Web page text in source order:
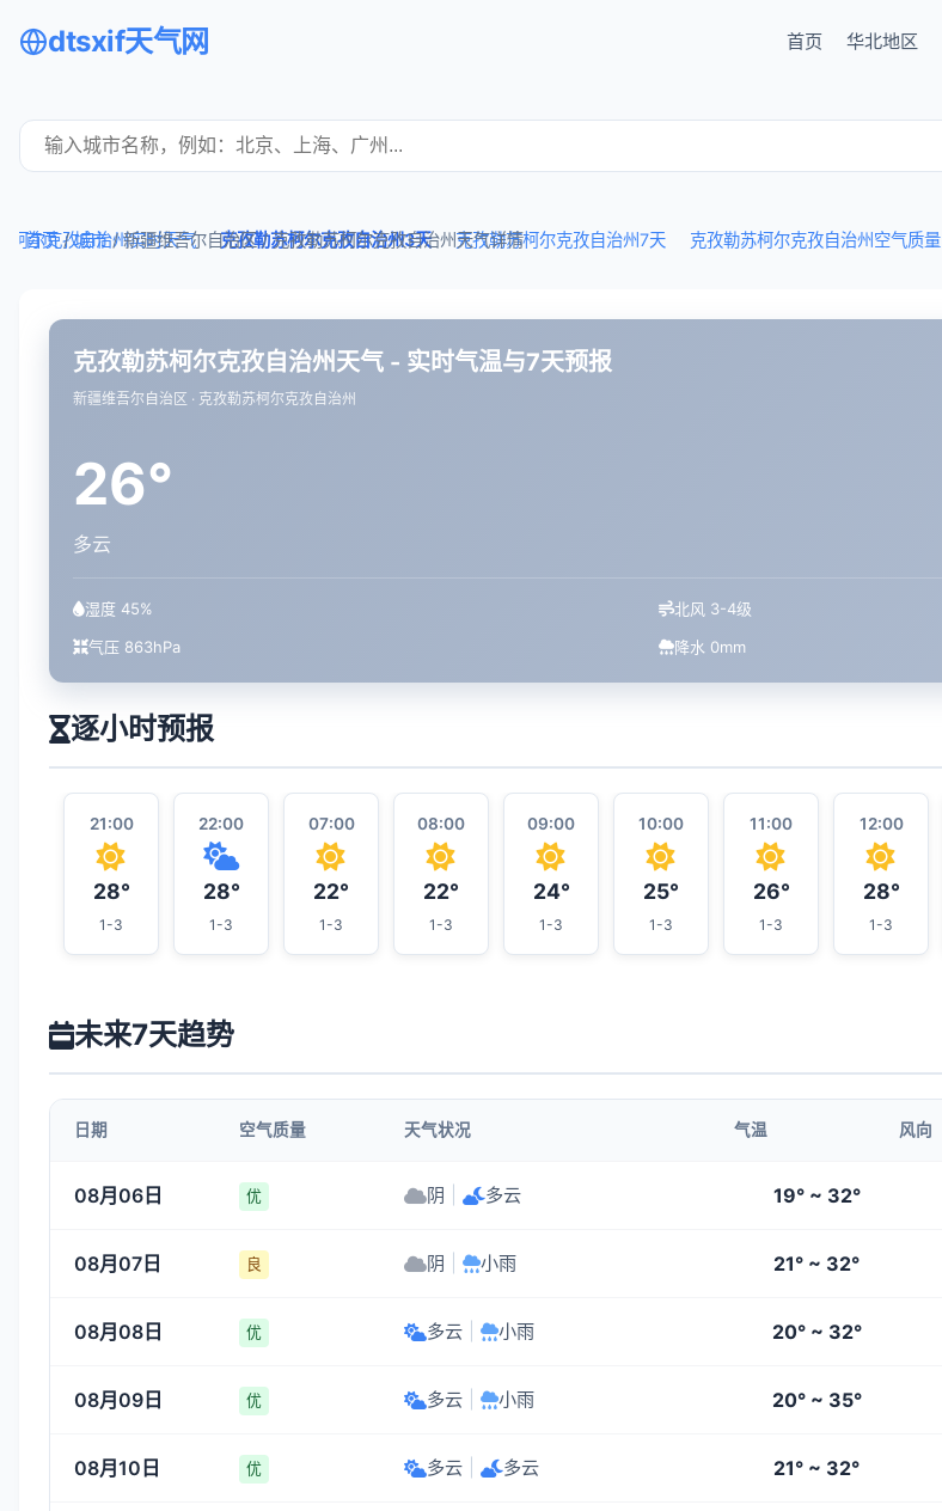
dtsxif天气网 首页 华北地区
柯尔克孜自治州实时天气 克孜勒苏柯尔克孜自治州3天 克孜勒苏柯尔克孜自治州7天 克孜勒苏柯尔克孜自治州空气质量
首页/城市/ 新疆维吾尔自治区 /克孜勒苏柯尔克孜自治州天气详情
克孜勒苏柯尔克孜自治州天气 - 实时气温与7天预报
新疆维吾尔自治区 · 克孜勒苏柯尔克孜自治州
26°
多云
湿度 45%
北风 3-4级
气压 863hPa
降水 0mm
逐小时预报
21:00
28°
1-3
22:00
28°
1-3
07:00
22°
1-3
08:00
22°
1-3
09:00
24°
1-3
10:00
25°
1-3
11:00
26°
1-3
12:00
28°
1-3
未来7天趋势
日期 空气质量 天气状况 气温 风向
08月06日 优 阴 多云 19° ~ 32°
08月07日 良 阴 小雨 21° ~ 32°
08月08日 优 多云 小雨 20° ~ 32°
08月09日 优 多云 小雨 20° ~ 35°
08月10日 优 多云 多云 21° ~ 32°